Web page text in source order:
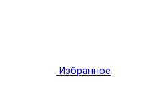
Избранное